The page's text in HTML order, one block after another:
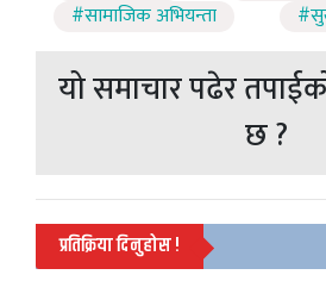
#सामाजिक अभियन्ता
यो समाचार पढेर
छ ?
प्रतिक्रिया दिनुहोस !